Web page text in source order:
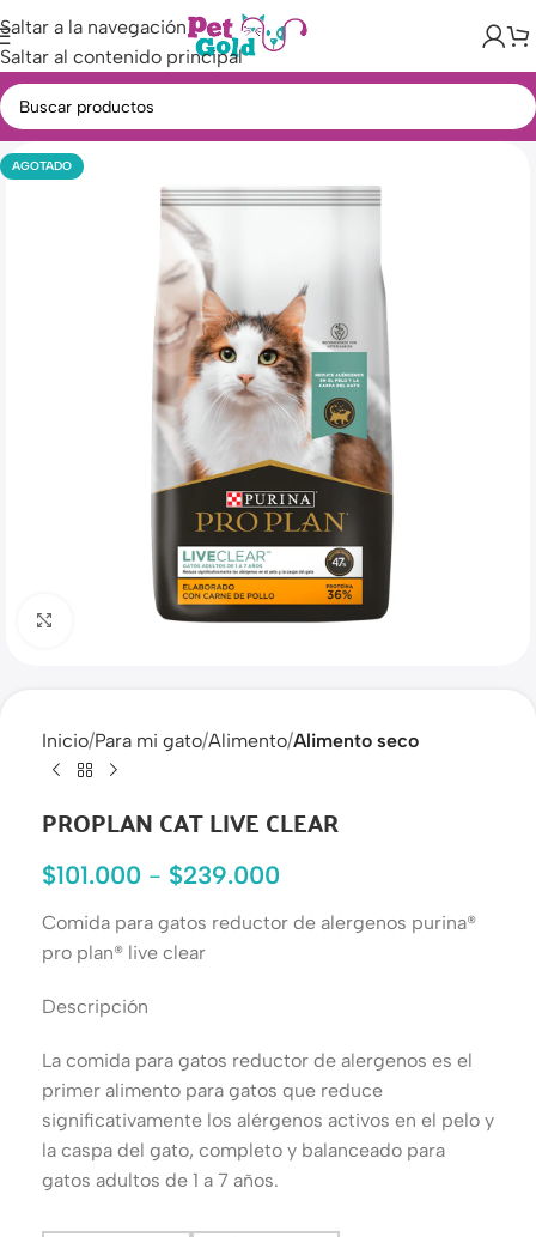
Saltar a la navegación
Saltar al contenido principal
AGOTADO
Haga clic para ampliar
Inicio Para mi gato Alimento Alimento seco
PROPLAN CAT LIVE CLEAR
$101.000 - $239.000
Comida para gatos reductor de alergenos purina®
pro plan® live clear
Descripción
La comida para gatos reductor de alergenos es el
primer alimento para gatos que reduce
significativamente los alérgenos activos en el pelo y
la caspa del gato, completo y balanceado para
gatos adultos de 1 a 7 años.